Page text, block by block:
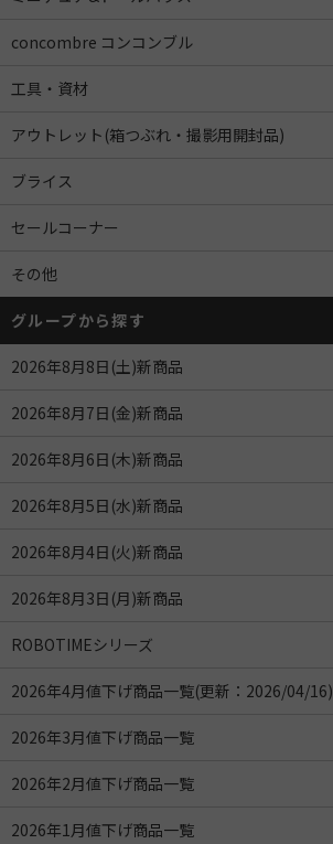
concombre コンコンブル
工具・資材
アウトレット(箱つぶれ・撮影用開封品)
ブライス
セールコーナー
その他
グループから探す
2026年8月8日(土)新商品
2026年8月7日(金)新商品
2026年8月6日(木)新商品
2026年8月5日(水)新商品
2026年8月4日(火)新商品
2026年8月3日(月)新商品
ROBOTIMEシリーズ
2026年4月値下げ商品一覧(更新：2026/04/16)
2026年3月値下げ商品一覧
2026年2月値下げ商品一覧
2026年1月値下げ商品一覧